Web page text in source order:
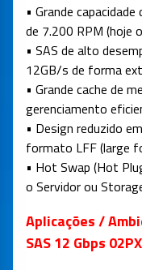
• Grande
de 7.200 RPM (hoje
• SAS de alto
12GB/s de forma
• Grande cache de
gerenciamento
• Design reduzido
formato LFF (large
• Hot Swap (Hot
o Servidor ou
Aplicações /
SAS 12 Gbps